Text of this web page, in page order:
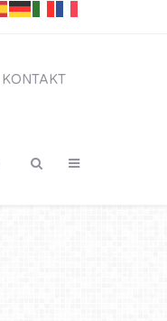
KONTAKT